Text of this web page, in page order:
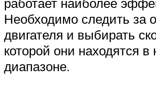
Необходимо следить за
двигателя и выбирать
которой они находятся в
диапазоне.